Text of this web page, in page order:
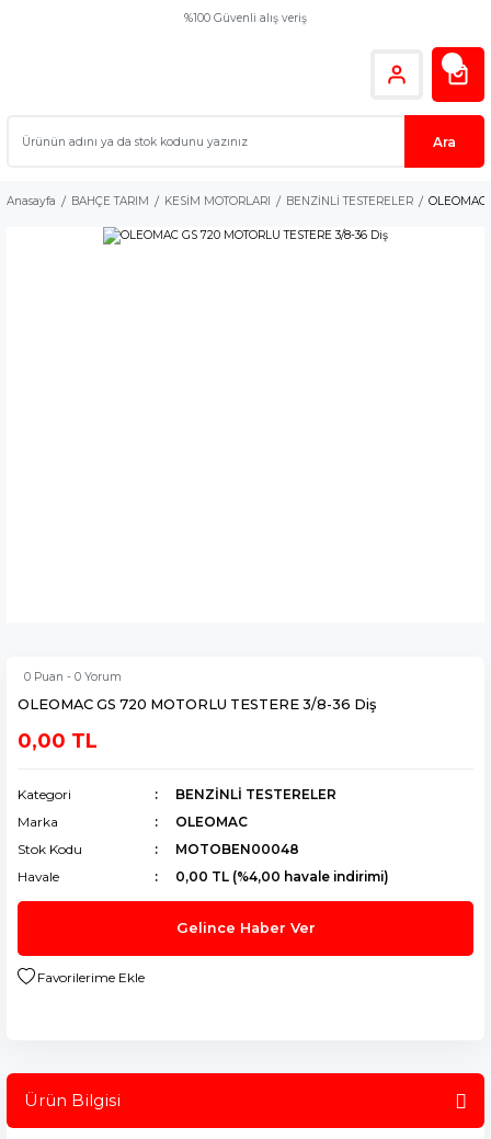
%100 Güvenli alış veriş
Ara
Anasayfa BAHÇE TARIM KESİM MOTORLARI BENZİNLİ TESTERELER OLEOMAC
0 Puan - 0 Yorum
OLEOMAC GS 720 MOTORLU TESTERE 3/8-36 Diş
0,00 TL
Kategori
BENZİNLİ TESTERELER
Marka
OLEOMAC
Stok Kodu
MOTOBEN00048
Havale
0,00 TL (%4,00 havale indirimi)
Gelince Haber Ver
Ürün Bilgisi